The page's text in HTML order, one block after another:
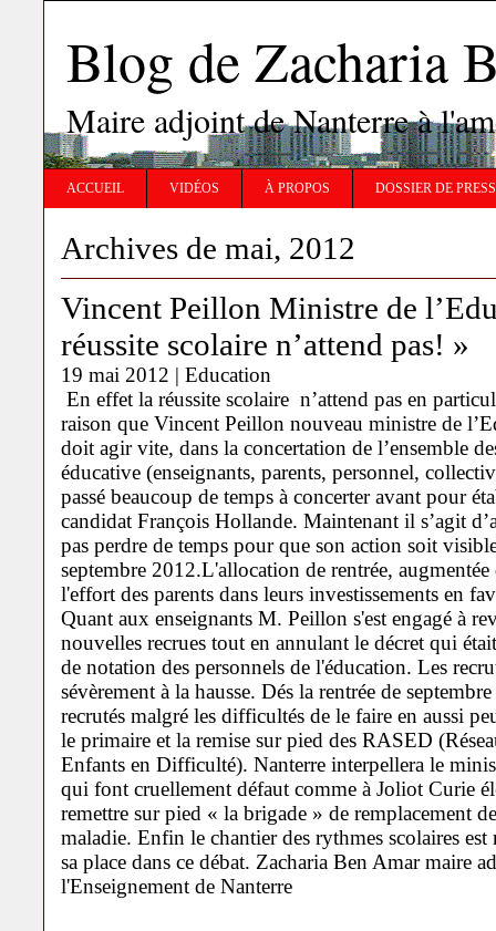
Blog de Zacharia
Maire adjoint de Nanterre à
ACCUEIL VIDÉOS À PROPOS DOSSIER DE
Archives de mai, 2012
Vincent Peillon Ministre de
réussite scolaire n’attend pas! »
19 mai 2012 | Education
En effet la réussite scolaire n’attend pas en
raison que Vincent Peillon nouveau ministre de
doit agir vite, dans la concertation de l’ensemble
éducative (enseignants, parents, personnel,
passé beaucoup de temps à concerter avant pour
candidat François Hollande. Maintenant il s’agit
pas perdre de temps pour que son action soit
septembre 2012.L'allocation de rentrée,
l'effort des parents dans leurs investissements en
Quant aux enseignants M. Peillon s'est engagé à
nouvelles recrues tout en annulant le décret qui
de notation des personnels de l'éducation. Les
sévèrement à la hausse. Dés la rentrée de
recrutés malgré les difficultés de le faire en aussi
le primaire et la remise sur pied des RASED
Enfants en Difficulté). Nanterre interpellera le
qui font cruellement défaut comme à Joliot Curie
remettre sur pied « la brigade » de remplacement
maladie. Enfin le chantier des rythmes scolaires
sa place dans ce débat. Zacharia Ben Amar maire
l'Enseignement de Nanterre